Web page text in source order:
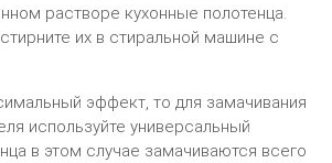
растворе кухонные полотенца.
их в стиральной машине с
эффект, то для замачивания
используйте универсальный
в этом случае замачиваются всего